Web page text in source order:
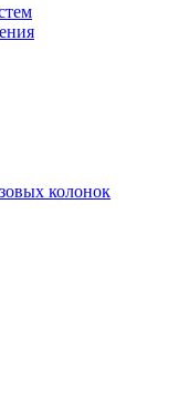
колонок